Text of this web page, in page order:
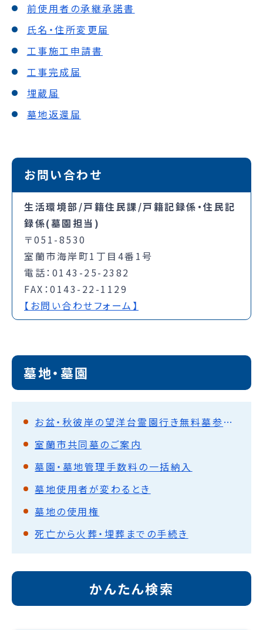
前使用者の承継承諾書
氏名・住所変更届
工事施工申請書
工事完成届
埋蔵届
墓地返還届
お問い合わせ
生活環境部/戸籍住民課/戸籍記録係・住民記
録係(墓園担当)
〒051-8530
室蘭市海岸町1丁目4番1号
電話：0143-25-2382
FAX：0143-22-1129
【お問い合わせフォーム】
墓地・墓園
お盆・秋彼岸の望洋台霊園行き無料墓参バス時刻表
室蘭市共同墓のご案内
墓園・墓地管理手数料の一括納入
墓地使用者が変わるとき
墓地の使用権
死亡から火葬・埋葬までの手続き
かんたん検索